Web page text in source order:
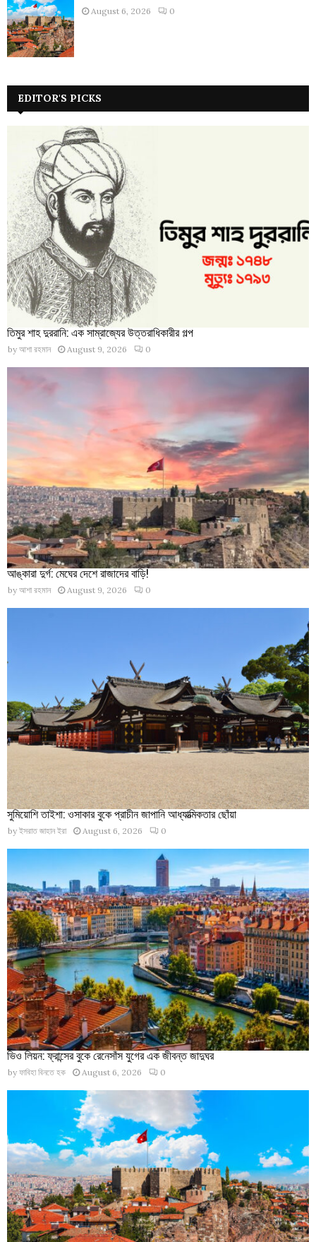
August 6, 2026 0
EDITOR'S PICKS
তিমুর শাহ দুররানি: এক সাম্রাজ্যের উত্তরাধিকারীর গল্প
by আশা রহমান August 9, 2026 0
আঙ্কারা দুর্গ: মেঘের দেশে রাজাদের বাড়ি!
by আশা রহমান August 9, 2026 0
সুমিয়োশি তাইশা: ওসাকার বুকে প্রাচীন জাপানি আধ্যাত্মিকতার ছোঁয়া
by ইসরাত জাহান ইরা August 6, 2026 0
ভিও লিয়ন: ফ্রান্সের বুকে রেনেসাঁস যুগের এক জীবন্ত জাদুঘর
by ফাবিহা বিনতে হক August 6, 2026 0